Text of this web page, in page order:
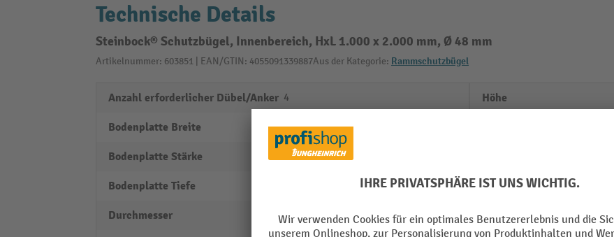
Technische Details
Steinbock® Schutzbügel, Innenbereich, HxL 1.000 x 2.000 mm, Ø 48 mm
Artikelnummer: 603851 | EAN/GTIN: 4055091339887Aus der Kategorie: Rammschutzbügel
Anzahl erforderlicher Dübel/Anker 4
Bodenplatte Breite 70 mm
Bodenplatte Stärke 10 mm
Bodenplatte Tiefe
Durchmesser 48 mm
Höhe
Material
Montagematerial inklusive